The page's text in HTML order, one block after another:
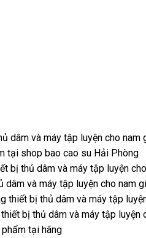
dâm giảm
giá
và máy tập luyện cho nam
tại shop bao cao su Hải Phòng
bị thủ dâm shop
và máy tập luyện
dâm ăn
trộm
và máy tập luyện cho nam
thiết bị thủ dâm đẹp
và máy tập
bị thủ dâm Úc
và máy tập luyện
tại hãng